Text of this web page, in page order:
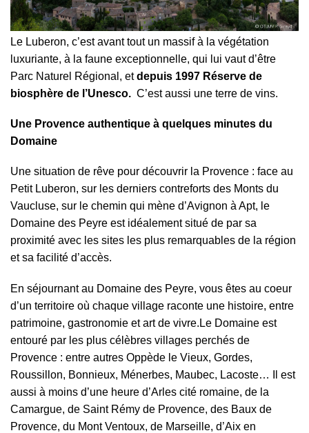
Le Luberon, c’est avant tout un massif à la végétation
luxuriante, à la faune exceptionnelle, qui lui vaut d’être
Parc Naturel Régional, etdepuis 1997 Réserve de
biosphère de l’Unesco. C’est aussi une terre de vins.
Une Provence authentique à quelques minutes du
Domaine
Une situation de rêve pour découvrir la Provence : face au
Petit Luberon, sur les derniers contreforts des Monts du
Vaucluse, sur le chemin qui mène d’Avignon à Apt, le
Domaine des Peyre est idéalement situé de par sa
proximité avec les sites les plus remarquables de la région
et sa facilité d’accès.
En séjournant au Domaine des Peyre, vous êtes au coeur
d’un territoire où chaque village raconte une histoire, entre
patrimoine, gastronomie et art de vivre.Le Domaine est
entouré par les plus célèbres villages perchés de
Provence : entre autres Oppède le Vieux, Gordes,
Roussillon, Bonnieux, Ménerbes, Maubec, Lacoste… Il est
aussi à moins d’une heure d’Arles cité romaine, de la
Camargue, de Saint Rémy de Provence, des Baux de
Provence, du Mont Ventoux, de Marseille, d’Aix en